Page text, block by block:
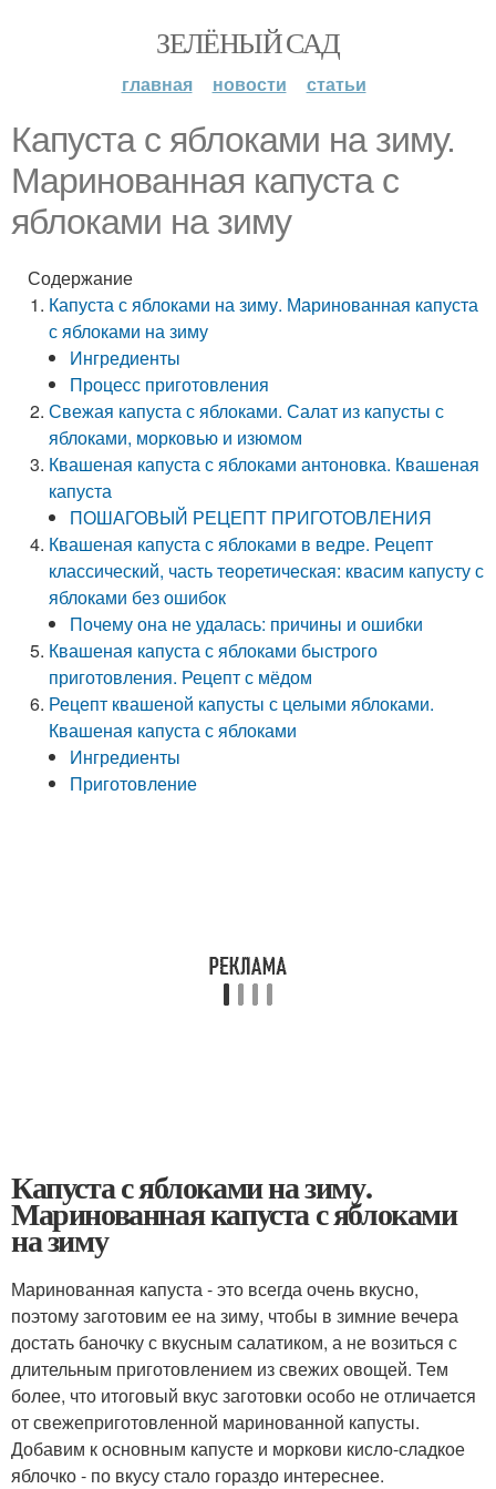
ЗЕЛЁНЫЙ САД
главная новости статьи
Капуста с яблоками на зиму.
Маринованная капуста с
яблоками на зиму
Содержание
Капуста с яблоками на зиму. Маринованная капуста
с яблоками на зиму
Ингредиенты
Процесс приготовления
Свежая капуста с яблоками. Салат из капусты с
яблоками, морковью и изюмом
Квашеная капуста с яблоками антоновка. Квашеная
капуста
ПОШАГОВЫЙ РЕЦЕПТ ПРИГОТОВЛЕНИЯ
Квашеная капуста с яблоками в ведре. Рецепт
классический, часть теоретическая: квасим капусту с
яблоками без ошибок
Почему она не удалась: причины и ошибки
Квашеная капуста с яблоками быстрого
приготовления. Рецепт с мёдом
Рецепт квашеной капусты с целыми яблоками.
Квашеная капуста с яблоками
Ингредиенты
Приготовление
Капуста с яблоками на зиму.
Маринованная капуста с яблоками
на зиму
Маринованная капуста - это всегда очень вкусно,
поэтому заготовим ее на зиму, чтобы в зимние вечера
достать баночку с вкусным салатиком, а не возиться с
длительным приготовлением из свежих овощей. Тем
более, что итоговый вкус заготовки особо не отличается
от свежеприготовленной маринованной капусты.
Добавим к основным капусте и моркови кисло-сладкое
яблочко - по вкусу стало гораздо интереснее.